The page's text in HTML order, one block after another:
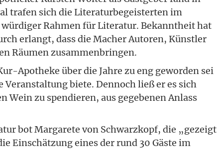
trafen sich die Literaturbegeisterten im
Rahmen für Literatur. Bekanntheit hat
erlangt, dass die Macher Autoren, Künstler
Räumen zusammenbringen.
Apotheke über die Jahre zu eng geworden sei
biete. Dennoch ließ er es sich
Wein zu spendieren, aus gegebenen Anlass
bot Margarete von Schwarzkopf, die „gezeigt
Einschätzung eines der rund 30 Gäste im